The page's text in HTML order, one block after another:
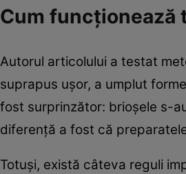
Cum funcționează
Autorul articolului a testat
suprapus ușor, a umplut
fost surprinzător: brioșele s-
diferență a fost că
Totuși, există câteva reguli